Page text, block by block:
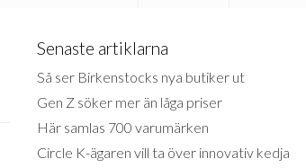
Senaste artiklarna
Så ser Birkenstocks nya butiker ut
Gen Z söker mer än låga priser
Här samlas 700 varumärken
Circle K-ägaren vill ta över innovativ kedja